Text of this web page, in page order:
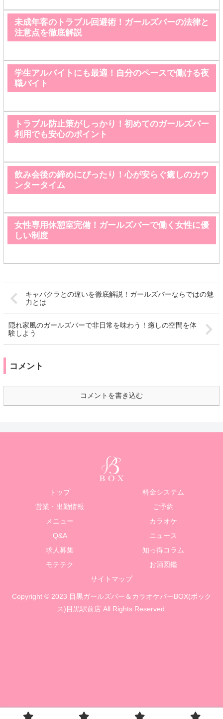
未成年客のトラブル回避術！ガールズバーの法律と
注意点を徹底解説
学生アルバイトにも最適！自分のペースで働ける夜
職バイト
トラブル防止策がしっかり！初めてのガールズバー
利用でも安心のポイント
飲み会後の締めにぴったり！心が安らぐ癒しのカウ
ンタータイム
女性専用休憩室完備！ガールズバーで働く女性に優
しい制度
キャバクラとの違いを徹底解説！ガールズバーならではの魅
力とは
隠れ家風のガールズバーで非日常を味わう！癒しの空間を体
験しよう
コメント
コメントを書き込む
トップ
料金システム
営業・出勤情報
ご予約
メニュー
カラオケ
Q&A
ニュース
求人募集
知っ得コラム
モテテク
お酒図鑑
サイトマップ
Copyright © 2023 目黒ガールズバー＆カラオケバーBOX(ボック
ス)目黒駅前店 All Rights Reserved.